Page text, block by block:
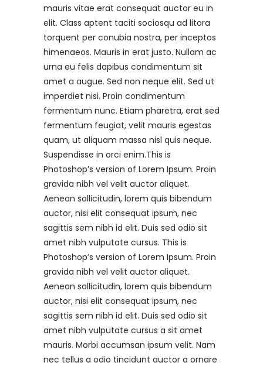
mauris vitae erat consequat auctor eu in
elit. Class aptent taciti sociosqu ad litora
torquent per conubia nostra, per inceptos
himenaeos. Mauris in erat justo. Nullam ac
urna eu felis dapibus condimentum sit
amet a augue. Sed non neque elit. Sed ut
imperdiet nisi. Proin condimentum
fermentum nunc. Etiam pharetra, erat sed
fermentum feugiat, velit mauris egestas
quam, ut aliquam massa nisl quis neque.
Suspendisse in orci enim.This is
Photoshop’s version of Lorem Ipsum. Proin
gravida nibh vel velit auctor aliquet.
Aenean sollicitudin, lorem quis bibendum
auctor, nisi elit consequat ipsum, nec
sagittis sem nibh id elit. Duis sed odio sit
amet nibh vulputate cursus. This is
Photoshop’s version of Lorem Ipsum. Proin
gravida nibh vel velit auctor aliquet.
Aenean sollicitudin, lorem quis bibendum
auctor, nisi elit consequat ipsum, nec
sagittis sem nibh id elit. Duis sed odio sit
amet nibh vulputate cursus a sit amet
mauris. Morbi accumsan ipsum velit. Nam
nec tellus a odio tincidunt auctor a ornare